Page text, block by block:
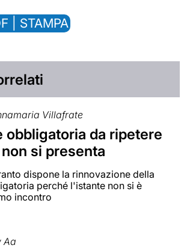
| STAMPA
Villafrate
obbligatoria da ripetere
si presenta
dispone la rinnovazione della
perché l'istante non si è
incontro
Aa